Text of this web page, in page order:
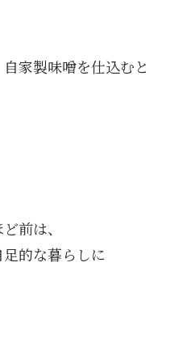
家製味噌を仕込むと
前は、
的な暮らしに